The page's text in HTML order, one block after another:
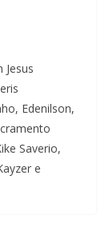
Edenilson,
Saverio,
e